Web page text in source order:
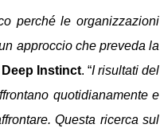
perché le organizzazioni
approccio che preveda la
Instinct. “I risultati del
quotidianamente e
Questa ricerca sul